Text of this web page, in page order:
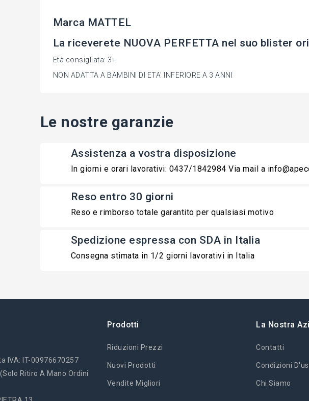
Marca MATTEL
La riceverete NUOVA PERFETTA nel suo blister
Età consigliata: 3+
NON ADATTA A BAMBINI DI ETA' INFERIORE A 3 ANNI
Le nostre garanzie
Assistenza a vostra disposizione
In giorni e orari lavorativi: 0437/1842984 Via mail a
Reso entro 30 giorni
Reso e rimborso totale garantito per qualsiasi motivo
Spedizione espressa con SDA in Italia
Consegna stimata in 1/2 giorni lavorativi in Italia
IVA: IT-00976670257
(solo Ritiro A Mano Ordini
Prodotti
Riduzioni Prezzi
Nuovi Prodotti
Vendite Migliori
La Nostra
Contatti
Condizioni
Chi Siamo